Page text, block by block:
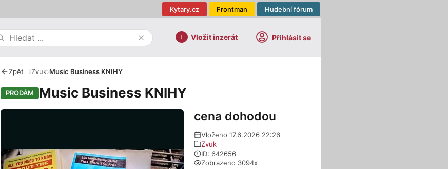
Hudební fórum
Frontman
Kytary.cz
Vložit inzerát Přihlásit se
Zpět ›Zvuk›Music Business KNIHY
PRODÁM Music Business KNIHY
Fotografie cena dohodou
Vloženo 17.6.2026 22:26
Zvuk
ID: 642656
Zobrazeno 3094x